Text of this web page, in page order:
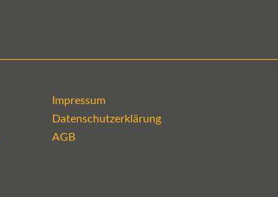
Impressum
Datenschutzerklärung
AGB